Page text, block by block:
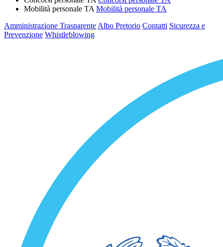
Mobilità personale TA Mobilità personale TA
Amministrazione Trasparente Albo Pretorio Contatti Sicurezza e
Prevenzione Whistleblowing